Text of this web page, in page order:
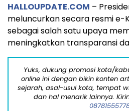
HALLOUPDATE.COM –
meluncurkan secara resmi e-
sebagai salah satu upaya
meningkatkan transparansi
Yuks, dukung promosi kota/
online ini dengan bikin konten
sejarah, asal-usul kota, tempat
dan hal menarik lainnya.